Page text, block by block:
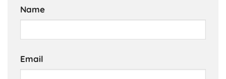
Name
Email